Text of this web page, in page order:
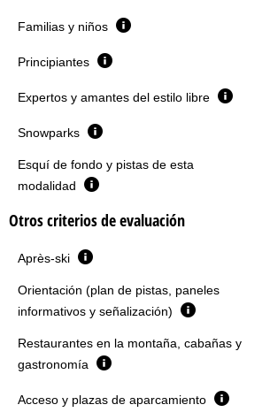
Familias y niños
Principiantes
Expertos y amantes del estilo libre
Snowparks
Esquí de fondo y pistas de esta
modalidad
Otros criterios de evaluación
Après-ski
Orientación (plan de pistas, paneles
informativos y señalización)
Restaurantes en la montaña, cabañas y
gastronomía
Acceso y plazas de aparcamiento